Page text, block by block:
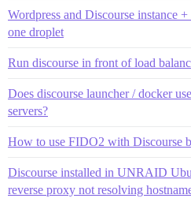
Wordpress and Discourse instance
one droplet
Run discourse in front of load
Does discourse launcher / docker
servers?
How to use FIDO2 with Discourse
Discourse installed in UNRAID
reverse proxy not resolving